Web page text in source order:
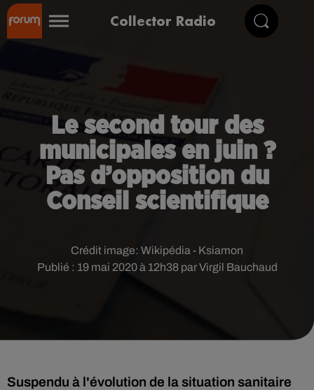
Collector Radio
Le second tour des
municipales en juin ?
Pas d’opposition du
Conseil scientifique
Publié : 19 mai 2020 à 12h38 par Virgil Bauchaud
Crédit image: Wikipédia - Ksiamon
Suspendu à l'évolution de la situation sanitaire